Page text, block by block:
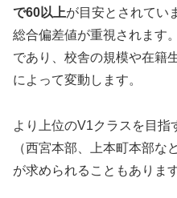
で60以上が目安とされてい
総合偏差値が重視されます
であり、校舎の規模や在籍
によって変動します。
より上位のV1クラスを目指
（西宮本部、上本町本部な
が求められることもあります